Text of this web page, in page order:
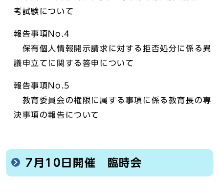
考試験について
報告事項No.4
保有個人情報開示請求に対する拒否処分に係る異
議申立てに関する答申について
報告事項No.5
教育委員会の権限に属する事項に係る教育長の専
決事項の報告について
7月10日開催 臨時会